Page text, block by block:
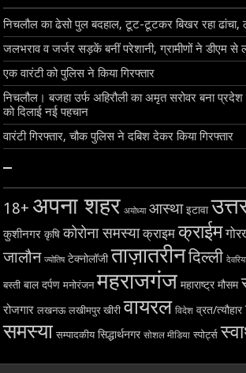
निचलौल का ढेसो पुल बदहाल, टूट-टूटकर बिखर रहा ढांचा,
जलभराव व जर्जर सड़कें बनीं परेशानी, ग्रामीणों ने डीएम से
एक वारंटी को पुलिस ने किया गिरफ्तार
निचलौल। बजहा उर्फ अहिरौली का अमृत सरोवर बना
को दिलाई नई पहचान
वारंटी गिरफ्तार, चौक पुलिस ने दबिश देकर किया गिरफ्तार
–
18+ अपना शहर अयोध्या आस्था इटावा
कुशीनगर कृषि कोरोना समस्या क्राइम क्राईम
जालौन ज्योतिष टेक्नोलॉजी ताज़ातरीनदिल्ली
बस्ती बाल दर्पण मनोरंजन महराजगंज महाराष्ट्र मौसम
रोजगार लखनऊ लखीमपुर खीरी वायरल विदेश व्रत/त्यौहार
समस्या सम्पादकीय सिद्धार्थनगर सोशल मीडिया स्पोर्ट्स